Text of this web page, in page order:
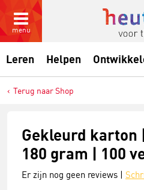
menu
Leren Helpen
Terug naar Shop
Gekleurd karton
180 gram | 100
Er zijn nog geen reviews |